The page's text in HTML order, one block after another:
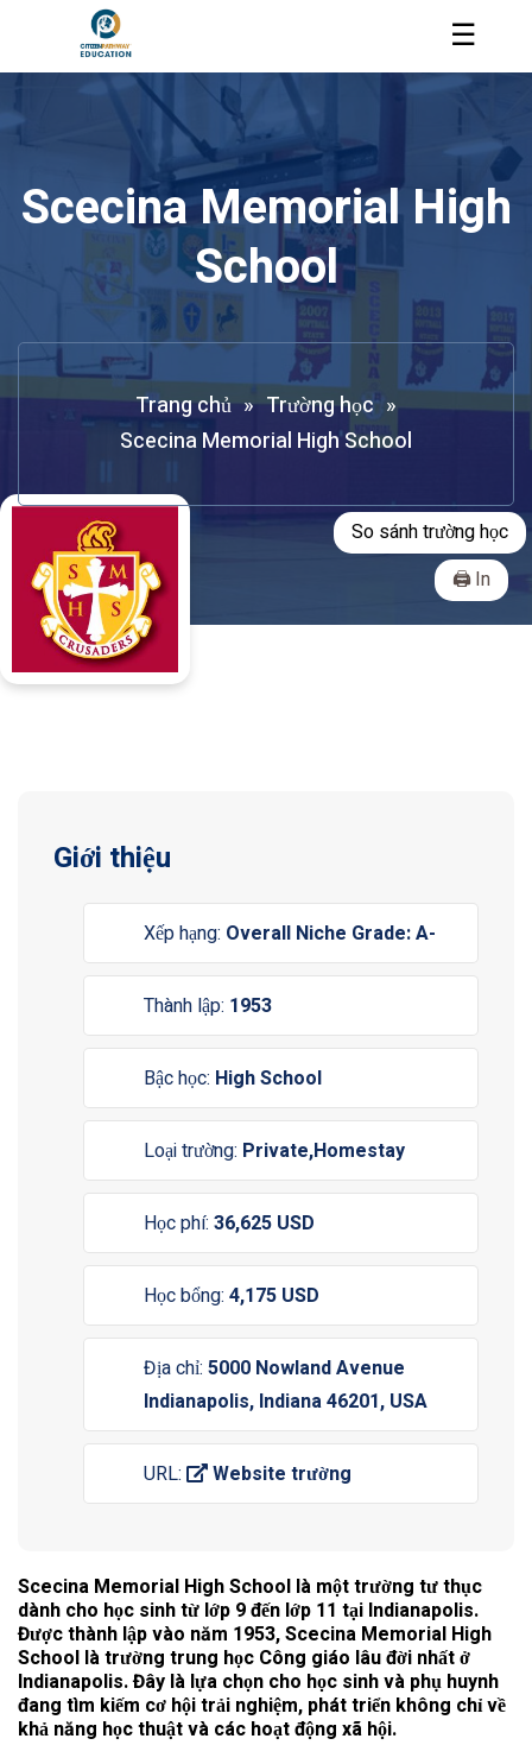
☰
Scecina Memorial High
School
Trang chủ » Trường học »
Scecina Memorial High School
So sánh trường học
In
Giới thiệu
Xếp hạng: Overall Niche Grade: A-
Thành lập: 1953
Bậc học: High School
Loại trường: Private,Homestay
Học phí: 36,625 USD
Học bổng: 4,175 USD
Địa chỉ: 5000 Nowland Avenue
Indianapolis, Indiana 46201, USA
URL: Website trường
Scecina Memorial High School là một trường tư thục
dành cho học sinh từ lớp 9 đến lớp 11 tại Indianapolis.
Được thành lập vào năm 1953, Scecina Memorial High
School là trường trung học Công giáo lâu đời nhất ở
Indianapolis. Đây là lựa chọn cho học sinh và phụ huynh
đang tìm kiếm cơ hội trải nghiệm, phát triển không chỉ về
khả năng học thuật và các hoạt động xã hội.